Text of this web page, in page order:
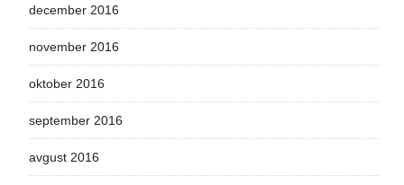
december 2016
november 2016
oktober 2016
september 2016
avgust 2016